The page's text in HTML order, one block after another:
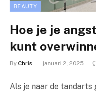
BEAUTY
Hoe je je
kunt
By Chris januari 2, 2025
Als je naar de tandarts